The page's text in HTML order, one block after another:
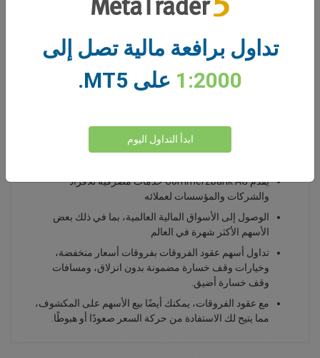
إجمالي المكسب/الخسارة المفتوحة
Total Premium
يداع أموال
يقدم Commerzbank AG خدمات مصرفية للأفراد
والشركات والمؤسسات لعملائه
الوصول إلى الأسواق المالية العالمية، بما في ذلك بعض
الأسهم الأكثر شهرة في العالم
تداول أسهم عقود الفروقات بفروقات أسعار منخفضة،
وخيارات وقف خسارة مضمونة بدون انزلاق، ومسافات
وقف خسارة أضيق.
مع عقود الفروقات، يمكنك أيضًا بيع الأسهم على المكشوف،
مما يتيح لك الاستفادة من حركة السعر صعودًا أو هبوطًا.
تداول برافعة مالية تصل إلى
1:2000 على MT5.
ابدأ التداول اليوم